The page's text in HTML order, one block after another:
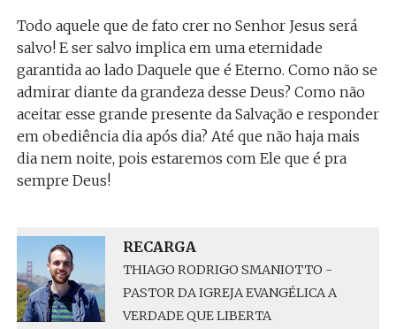
Todo aquele que de fato crer no Senhor Jesus será
salvo! E ser salvo implica em uma eternidade
garantida ao lado Daquele que é Eterno. Como não se
admirar diante da grandeza desse Deus? Como não
aceitar esse grande presente da Salvação e responder
em obediência dia após dia? Até que não haja mais
dia nem noite, pois estaremos com Ele que é pra
sempre Deus!
RECARGA
THIAGO RODRIGO SMANIOTTO -
PASTOR DA IGREJA EVANGÉLICA A
VERDADE QUE LIBERTA